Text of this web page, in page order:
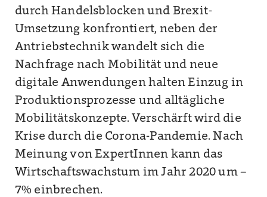
durch Handelsblocken und Brexit-
Umsetzung konfrontiert, neben der
Antriebstechnik wandelt sich die
Nachfrage nach Mobilität und neue
digitale Anwendungen halten Einzug in
Produktionsprozesse und alltägliche
Mobilitätskonzepte. Verschärft wird die
Krise durch die Corona-Pandemie. Nach
Meinung von ExpertInnen kann das
Wirtschaftswachstum im Jahr 2020 um –
7% einbrechen.